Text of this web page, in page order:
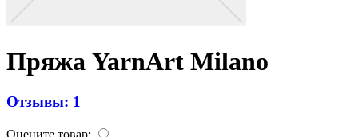
Пряжа YarnArt Milano
Отзывы: 1